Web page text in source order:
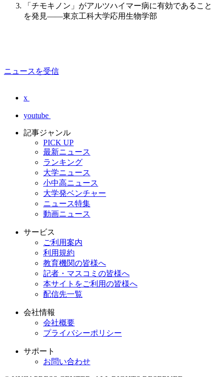
「チモキノン」がアルツハイマー病に有効であること
を発見――東京工科大学応用生物学部
ニュースを受信
x
youtube
記事ジャンル
PICK UP
最新ニュース
ランキング
大学ニュース
小中高ニュース
大学発ベンチャー
ニュース特集
動画ニュース
サービス
ご利用案内
利用規約
教育機関の皆様へ
記者・マスコミの皆様へ
本サイトをご利用の皆様へ
配信先一覧
会社情報
会社概要
プライバシーポリシー
サポート
お問い合わせ